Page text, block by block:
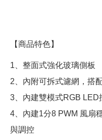
【商品特色】
1、整面式強化玻璃側板
2、內附可拆式濾網，搭
3、內建雙模式RGB
4、內建1分8 PWM 風扇
與調控